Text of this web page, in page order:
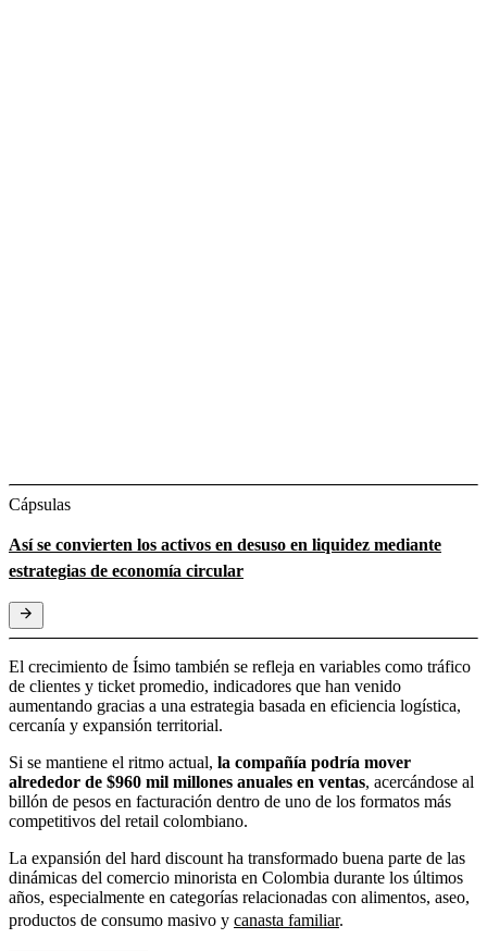
Cápsulas
Así se convierten los activos en desuso en liquidez mediante
estrategias de economía circular
El crecimiento de Ísimo también se refleja en variables como tráfico
de clientes y ticket promedio, indicadores que han venido
aumentando gracias a una estrategia basada en eficiencia logística,
cercanía y expansión territorial.
Si se mantiene el ritmo actual, la compañía podría mover
alrededor de $960 mil millones anuales en ventas, acercándose al
billón de pesos en facturación dentro de uno de los formatos más
competitivos del retail colombiano.
La expansión del hard discount ha transformado buena parte de las
dinámicas del comercio minorista en Colombia durante los últimos
años, especialmente en categorías relacionadas con alimentos, aseo,
productos de consumo masivo y canasta familiar.